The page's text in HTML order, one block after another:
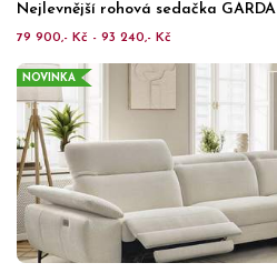
Nejlevnější rohová sedačka GARDA
79 900,- Kč - 93 240,- Kč
NOVINKA